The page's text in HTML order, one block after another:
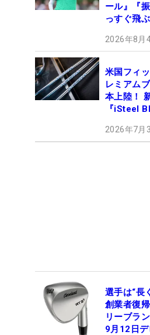
ール』『
っすぐ飛
2026年8月
米国フィ
レミアム
本上陸！
『iSteel
2026年7月
選手は“長
創業者復
リーブラ
9月12日